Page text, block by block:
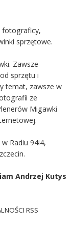
fotograficy,
sprzętowe.
Zawsze
sprzętu i
temat, zawsze w
ze
Migawki
Radiu 94i4,
Andrzej Kutys
RSS